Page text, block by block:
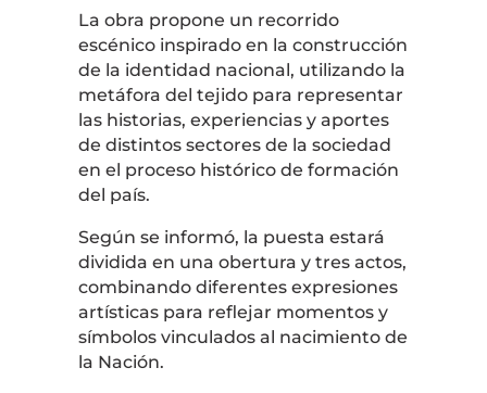
La obra propone un recorrido
escénico inspirado en la construcción
de la identidad nacional, utilizando la
metáfora del tejido para representar
las historias, experiencias y aportes
de distintos sectores de la sociedad
en el proceso histórico de formación
del país.
Según se informó, la puesta estará
dividida en una obertura y tres actos,
combinando diferentes expresiones
artísticas para reflejar momentos y
símbolos vinculados al nacimiento de
la Nación.